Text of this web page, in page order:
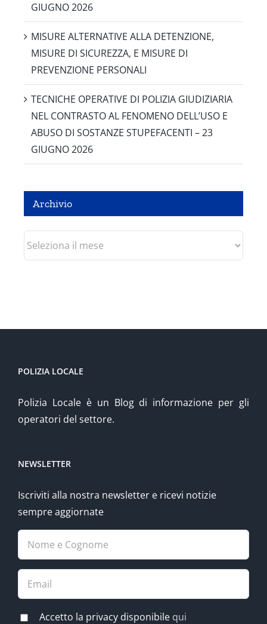
GIUGNO 2026
MISURE ALTERNATIVE ALLA DETENZIONE,
MISURE DI SICUREZZA, E MISURE DI
PREVENZIONE PERSONALI
TECNICHE OPERATIVE DI POLIZIA GIUDIZIARIA
NEL CONTRASTO AL FENOMENO DELL’USO E
ABUSO DI SOSTANZE STUPEFACENTI – 23
GIUGNO 2026
Archivio
Archivio
POLIZIA LOCALE
Polizia Locale è un Blog di informazione per gli
operatori del settore.
NEWSLETTER
Iscriviti alla nostra newsletter e ricevi notizie
sempre aggiornate
Accetto la privacy disponibile qui